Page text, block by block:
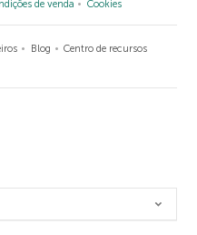
de venda Cookies
Blog
Centro de recursos